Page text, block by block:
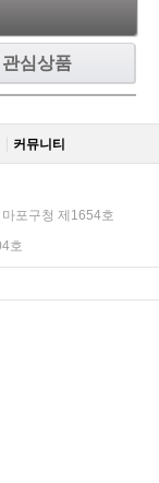
관심상품
커뮤니티
포구청 제1654호
호